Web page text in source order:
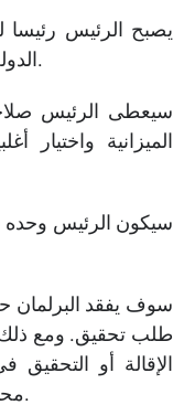
الدولة، ويحتفظ بالعلاقات مع حزب سياسي.
الميزانية واختيار
طلب تحقيق. ومع
الإقالة أو
محاكمة الرئيس ستحتاج إلى أغلبية الثلثين.